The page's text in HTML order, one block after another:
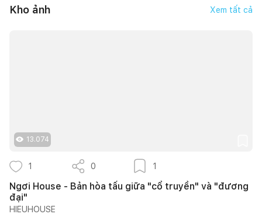
Kho ảnh Xem tất cả
13.074
1 0 1
Ngơi House - Bản hòa tấu giữa "cổ truyền" và "đương
đại"
HIEUHOUSE